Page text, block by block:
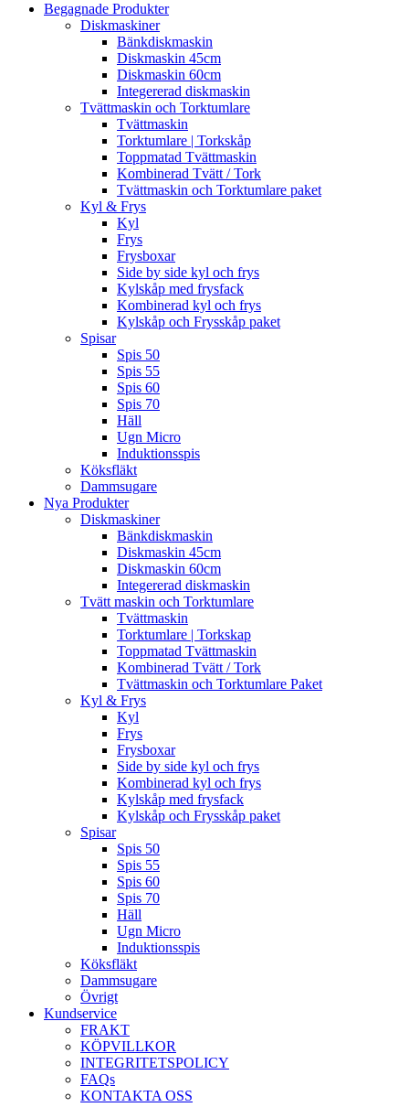
Begagnade Produkter
Diskmaskiner
Bänkdiskmaskin
Diskmaskin 45cm
Diskmaskin 60cm
Integererad diskmaskin
Tvättmaskin och Torktumlare
Tvättmaskin
Torktumlare | Torkskåp
Toppmatad Tvättmaskin
Kombinerad Tvätt / Tork
Tvättmaskin och Torktumlare paket
Kyl & Frys
Kyl
Frys
Frysboxar
Side by side kyl och frys
Kylskåp med frysfack
Kombinerad kyl och frys
Kylskåp och Frysskåp paket
Spisar
Spis 50
Spis 55
Spis 60
Spis 70
Häll
Ugn Micro
Induktionsspis
Köksfläkt
Dammsugare
Nya Produkter
Diskmaskiner
Bänkdiskmaskin
Diskmaskin 45cm
Diskmaskin 60cm
Integererad diskmaskin
Tvätt maskin och Torktumlare
Tvättmaskin
Torktumlare | Torkskap
Toppmatad Tvättmaskin
Kombinerad Tvätt / Tork
Tvättmaskin och Torktumlare Paket
Kyl & Frys
Kyl
Frys
Frysboxar
Side by side kyl och frys
Kombinerad kyl och frys
Kylskåp med frysfack
Kylskåp och Frysskåp paket
Spisar
Spis 50
Spis 55
Spis 60
Spis 70
Häll
Ugn Micro
Induktionsspis
Köksfläkt
Dammsugare
Övrigt
Kundservice
FRAKT
KÖPVILLKOR
INTEGRITETSPOLICY
FAQs
KONTAKTA OSS